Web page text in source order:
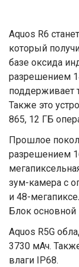
Aquos R6
который
базе оксида
разрешением
поддерживает
Также это
865, 12 ГБ
Прошлое
разрешением
зум-камера с
и 48-
Блок
Aquos R5G
3730 мАч.
влаги IP68.